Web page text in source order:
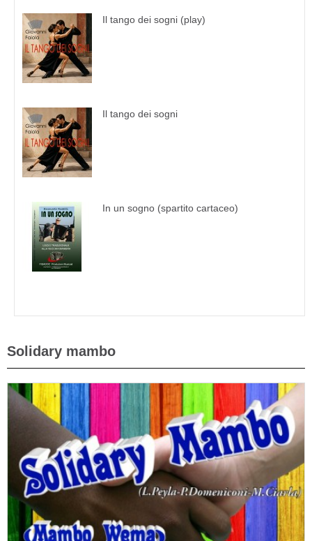
Il tango dei sogni (play)
Il tango dei sogni
In un sogno (spartito cartaceo)
Solidary mambo